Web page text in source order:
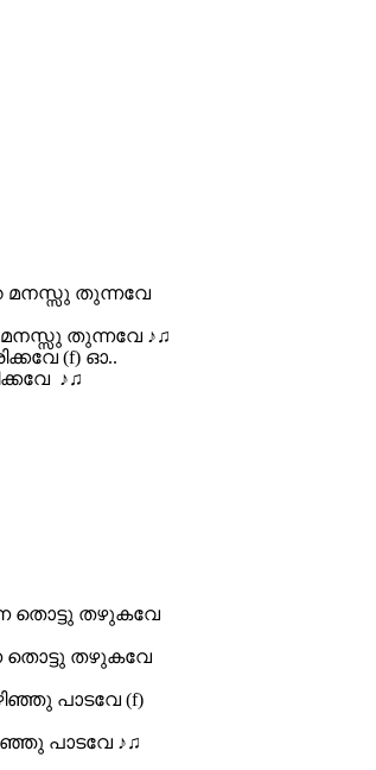
മനസ്സു തുന്നവേ
തുന്നവേ ‍♪♫
(f) ഓ..
♪♫
തൊട്ടു തഴുകവേ
തൊട്ടു തഴുകവേ
പാടവേ (f)
പാടവേ ♪♫